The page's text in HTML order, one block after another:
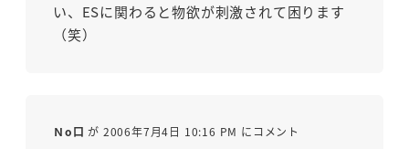
い、ESに関わると物欲が刺激されて困ります
（笑）
Ｎo口 が 2006年7月4日 10:16 PM にコメント